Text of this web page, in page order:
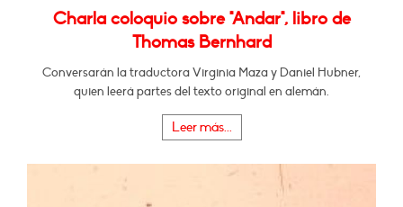
Charla coloquio sobre "Andar", libro de
Thomas Bernhard
Conversarán la traductora Virginia Maza y Daniel Hubner,
quien leerá partes del texto original en alemán.
Leer más...